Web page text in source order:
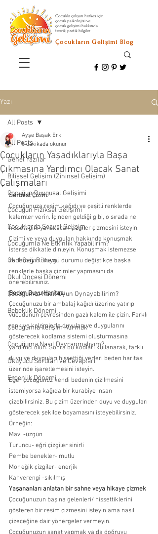
Çocukla çalışan herkes için
çocuk psikolojisi ve
çocuk gelişimi hakkında
teorik, pratik bilgiler
Çocukların Gelişimi Blog
Yazı
All Posts
Genel Yazılar
Bilişsel Gelişim (Zihinsel Gelişim)
Çocuğun Duygusal Gelişimi
Çocuğun Fiziksel Gelişimi
Çocuklarda Sosyal Gelişim
Çocuğumla Ne Etkinlik Yapabilirim?
Okul Çağı Dönemi
Okul Öncesi Dönemi
Çocuğumla Nasıl Oyun Oynayabilirim?
Bebeklik Dönemi
Çocuğumla İletişim Kurmak
Çocuğuma Nasıl Davranmalıyım?
Okuyucu Soruları ve Cevapları
Ergenlik Dönemi
All Posts
Çocukların Yaşadıklarıyla Başa
Çıkmasına Yardımcı Olacak Sanat
Çalışmaları
Ayşe Başak Erk
5 dakikada okunur
Serbest Çizim
Çocuğunuza resim kağıdı ve çeşitli renklerde
kalemler verin. İçinden geldiği gibi, o sırada ne
hissettiğini yansıtacak çizgiler çizmesini isteyin.
Çizimi ve veya duyguları hakkında konuşmak
isterse dikkatle dinleyin. Konuşmak istemezse
zorlamayın. Duygu durumu değiştikçe başka
renklerle başka çizimler yapmasını da
önerebilirsiniz.
Beden Duyu Haritası
Çocuğunuzu bir ambalaj kağıdı üzerine yatırıp
vücudunun çevresinden gazlı kalem ile çizin. Farklı
renk ve kalemlerle duyuları ve duygularını
gösterecek kodlama sistemi oluşturmasına
yardımcı olun. Sonra bu kodları kullanarak, farklı
duyu ve duyguları hissettiği yerleri beden haritası
üzerinde işaretlemesini isteyin.
Eğer çocuğunuz kendi bedenin çizilmesini
istemiyorsa kağıda bir kurabiye insan
çizebilirsiniz. Bu çizim üzerinden duyu ve duyguları
gösterecek şekilde boyamasını isteyebilirsiniz.
Örneğin:
Mavi -üzgün
Turuncu- eğri çizgiler sinirli
Pembe benekler- mutlu
Mor eğik çizgiler- enerjik
Kahverengi -sıkılmış
Yaşananları anlatan bir sahne veya hikaye çizmek
Çocuğunuzun başına gelenleri/ hissettiklerini
gösteren bir resim çizmesini isteyin ama nasıl
çizeceğine dair yönergeler vermeyin.